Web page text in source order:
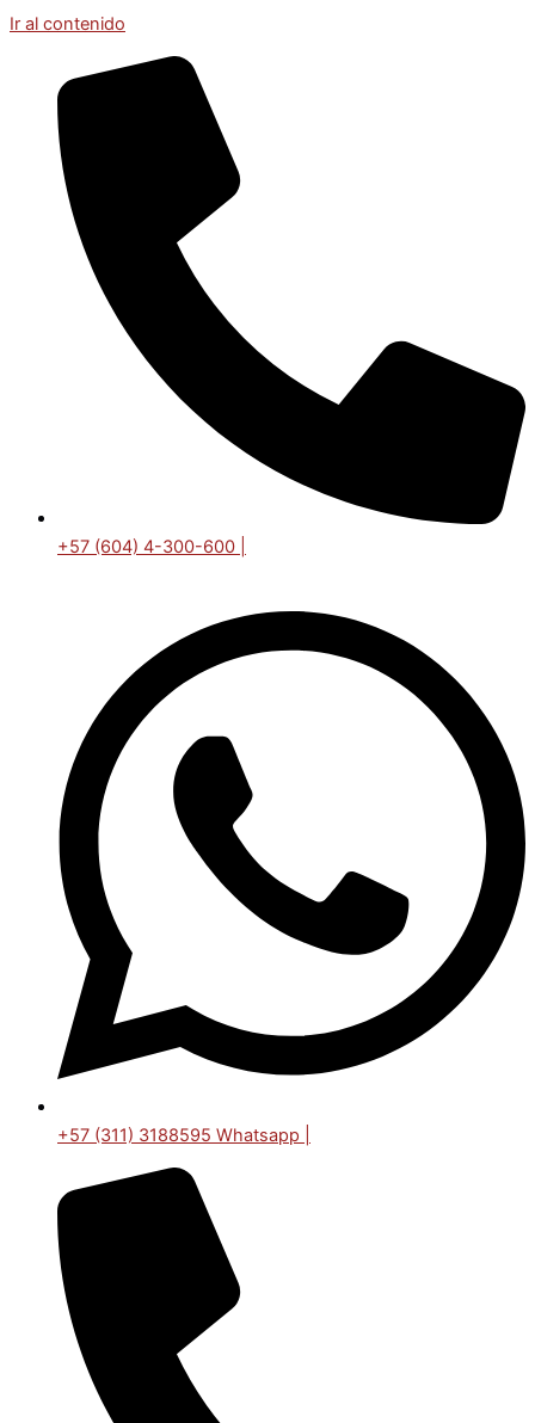
Ir al contenido
+57 (604) 4-300-600 |
+57 (311) 3188595 Whatsapp |